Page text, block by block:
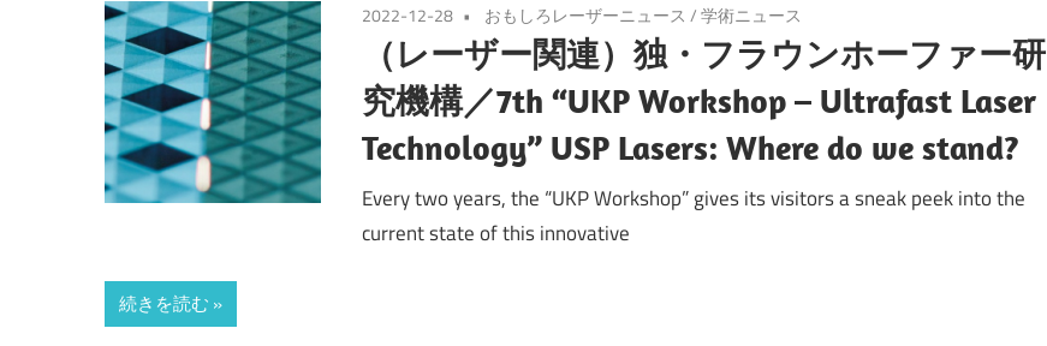
2022-12-28 おもしろレーザーニュース /学術ニュース
（レーザー関連）独・フラウンホーファー研
究機構／7th “UKP Workshop – Ultrafast Laser
Technology” USP Lasers: Where do we stand?
Every two years, the “UKP Workshop” gives its visitors a sneak peek into the
current state of this innovative
続きを読む